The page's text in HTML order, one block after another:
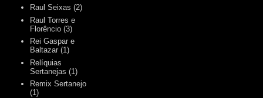
Raul Seixas (2)
Raul Torres e
Florêncio (3)
Rei Gaspar e
Baltazar (1)
Relíquias
Sertanejas (1)
Remix Sertanejo
(1)